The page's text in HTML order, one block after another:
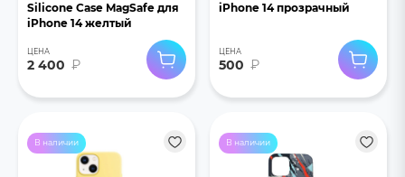
Silicone Case MagSafe для
iPhone 14 желтый
ЦЕНА
2 400 ₽
iPhone 14 прозрачный
ЦЕНА
500 ₽
В наличии В наличии